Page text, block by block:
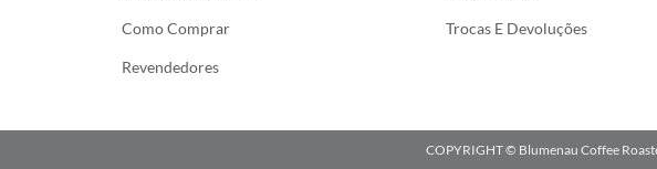
Como Comprar
Revendedores
Trocas E Devoluções
COPYRIGHT © Blumenau Coffee